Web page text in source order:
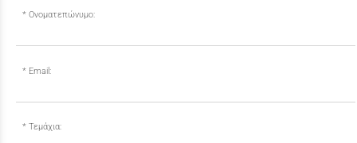
Ονοματεπώνυμο:
Email:
Τεμάχια: